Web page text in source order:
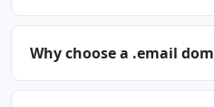
Why choose a .email